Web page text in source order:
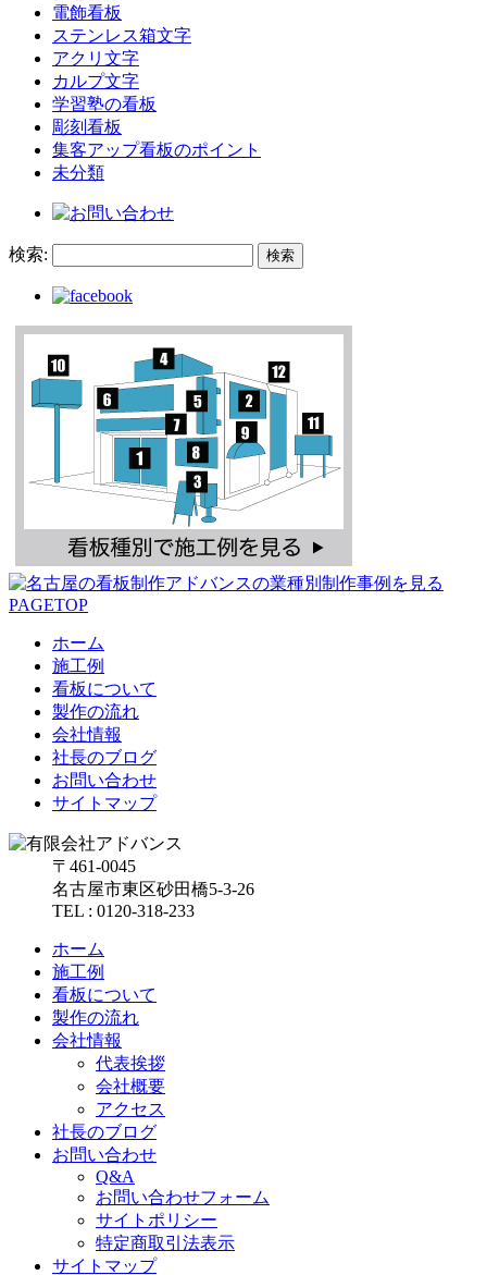
電飾看板
ステンレス箱文字
アクリ文字
カルプ文字
学習塾の看板
彫刻看板
集客アップ看板のポイント
未分類
検索:
PAGETOP
ホーム
施工例
看板について
製作の流れ
会社情報
社長のブログ
お問い合わせ
サイトマップ
〒461-0045
名古屋市東区砂田橋5-3-26
TEL : 0120-318-233
ホーム
施工例
看板について
製作の流れ
会社情報
代表挨拶
会社概要
アクセス
社長のブログ
お問い合わせ
Q&A
お問い合わせフォーム
サイトポリシー
特定商取引法表示
サイトマップ